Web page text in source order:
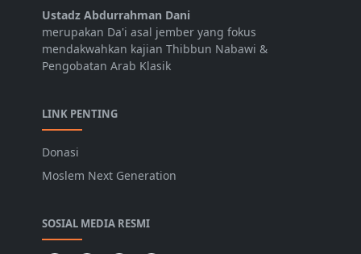
Ustadz Abdurrahman Dani
merupakan Da'i asal jember yang fokus
mendakwahkan kajian Thibbun Nabawi &
Pengobatan Arab Klasik
LINK PENTING
Donasi
Moslem Next Generation
SOSIAL MEDIA RESMI